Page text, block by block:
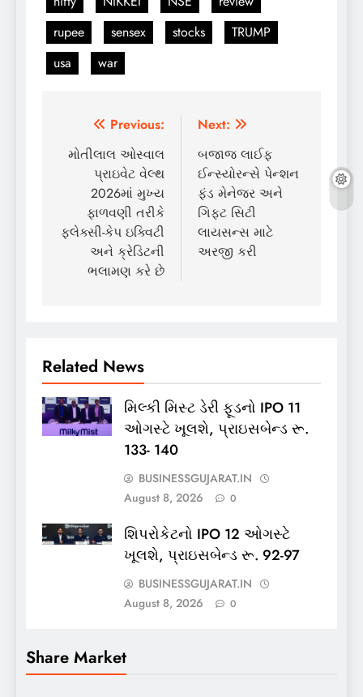
rupee
sensex stocks
TRUMP
usa
war
Post
navigation
Previous:
મોતીલાલ ઓસ્વાલ
પ્રાઇવેટ વેલ્થ
2026માં મુખ્ય
ફાળવણી તરીકે
ફ્લેક્સી-કેપ ઇક્વિટી
અને ક્રેડિટની
ભલામણ કરે છે
Next:
બજાજ લાઈફ
ઈન્સ્યોરન્સે પેન્શન
ફંડ મેનેજર અને
ગિફ્ટ સિટી
લાયસન્સ માટે
અરજી કરી
Related News
મિલ્કી મિસ્ટ ડેરી ફૂડનો IPO 11
ઓગસ્ટે ખૂલશે, પ્રાઇસબેન્ડ રૂ.
133- 140
BUSINESSGUJARAT.IN
August 8, 2026
0
શિપરોકેટનો IPO 12 ઓગસ્ટે
ખૂલશે, પ્રાઇસબેન્ડ રૂ. 92-97
BUSINESSGUJARAT.IN
August 8, 2026
0
Share Market